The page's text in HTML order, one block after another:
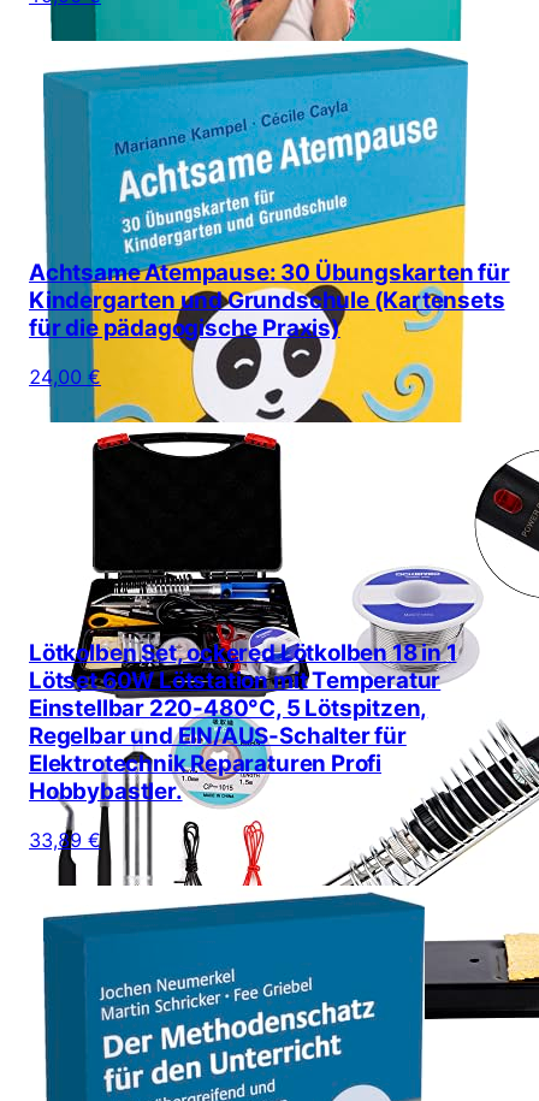
Achtsame Atempause: 30 Übungskarten für
Kindergarten und Grundschule (Kartensets
für die pädagogische Praxis)
24,00 €
Lötkolben Set, ockered Lötkolben 18 in 1
Lötset 60W Lötstation mit Temperatur
Einstellbar 220-480°C, 5 Lötspitzen,
Regelbar und EIN/AUS-Schalter für
Elektrotechnik Reparaturen Profi
Hobbybastler.
33,89 €